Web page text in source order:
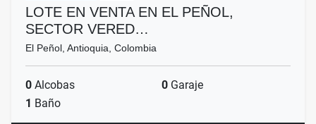
LOTE EN VENTA EN EL PEÑOL,
SECTOR VERED…
El Peñol, Antioquia, Colombia
0 Alcobas 0 Garaje
1 Baño